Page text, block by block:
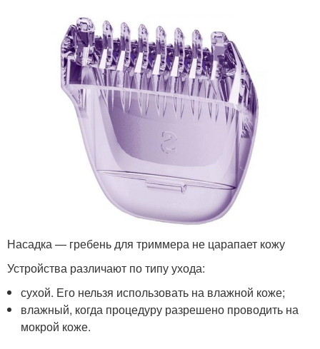
Насадка — гребень для триммера не царапает кожу
Устройства различают по типу ухода:
сухой. Его нельзя использовать на влажной коже;
влажный, когда процедуру разрешено проводить на
мокрой коже.